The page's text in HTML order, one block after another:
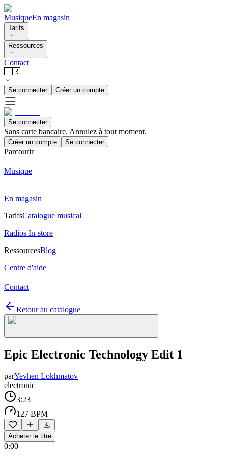
MusiqueEn magasin
Tarifs
Ressources
Contact
🇫🇷
Se connecter Créer un compte
Se connecter
Sans carte bancaire. Annulez à tout moment.
Créer un compte Se connecter
Parcourir
Musique
En magasin
TarifsCatalogue musical
Radios In-store
RessourcesBlog
Centre d'aide
Contact
Retour au catalogue
Epic Electronic Technology Edit 1
parYevhen Lokhmatov
electronic
3:23
127 BPM
Acheter le titre
0:00